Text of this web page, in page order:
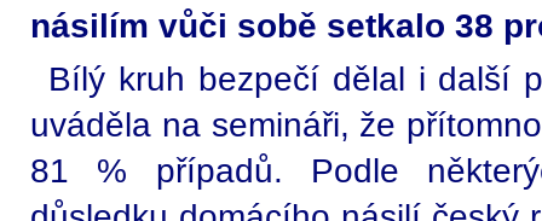
násilím vůči sobě setkalo 38
Bílý kruh bezpečí dělal i další
uváděla na semináři, že
81 % případů. Podle